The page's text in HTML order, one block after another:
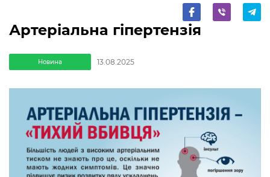
Артеріальна гіпертензія
Новина 13.08.2025